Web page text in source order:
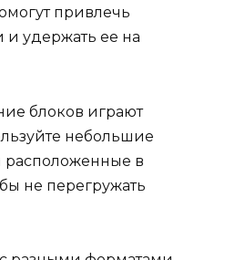
привлечь
удержать ее на
блоков играют
небольшие
расположенные в
не перегружать